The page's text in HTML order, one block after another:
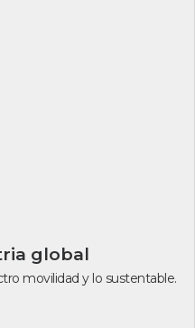
global
movilidad y lo sustentable.